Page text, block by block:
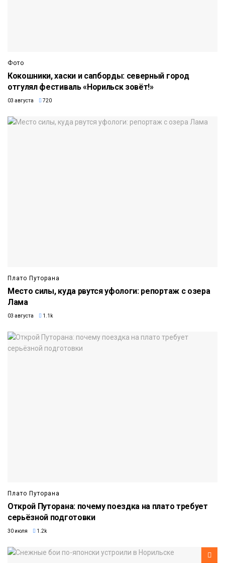
Фото
Кокошники, хаски и сапборды: северный город
отгулял фестиваль «Норильск зовёт!»
03 августа 720
Плато Путорана
Место силы, куда рвутся уфологи: репортаж с озера
Лама
03 августа 1.1k
Плато Путорана
Открой Путорана: почему поездка на плато требует
серьёзной подготовки
30 июля 1.2k